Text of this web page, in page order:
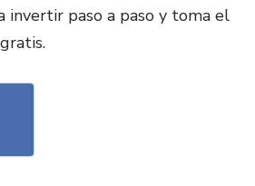
invertir paso a paso y toma el